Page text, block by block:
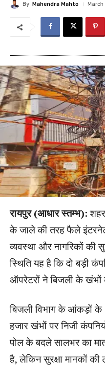
By Mahendra Mahto March
रायपुर (आधार स्तम्भ):
के जाले की तरह फैले
व्यवस्था और नागरिकों की
स्थिति यह है कि दो बड़ी
ऑपरेटरों ने बिजली के खंभों
बिजली विभाग के आंकड़ों
हजार खंभों पर निजी
पोल के बदले सालभर का
है, लेकिन सुरक्षा मानकों की